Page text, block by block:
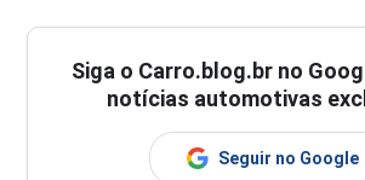
Siga o Carro.blog.br no
notícias automotivas
Seguir no Google